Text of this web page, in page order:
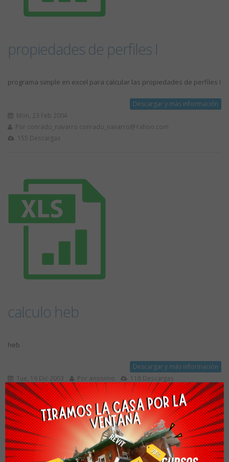
propiedades de perfiles I
programa simple en excel para calcular las propiedades de perfiles I
Descargar y más información
Mon, 23 Feb 2004
Por conrado_navarro conrado_navarro@Yahoo.com
155 Descargas
calculo heb
heb
Descargar y más información
Tue, 16 Dic 2003 Por anonimo 118 Descargas